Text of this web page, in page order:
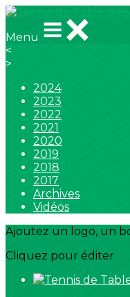
Menu
<
>
2024
2023
2022
2021
2020
2019
2018
2017
Archives
Vidéos
Ajoutez un logo, un
Cliquez pour éditer